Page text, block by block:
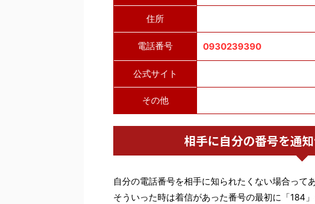
住所
電話番号 0930239390
公式サイト
その他
相手に自分の番号を通
自分の電話番号を相手に知られたくない場合って
そういった時は着信があった番号の最初に「184